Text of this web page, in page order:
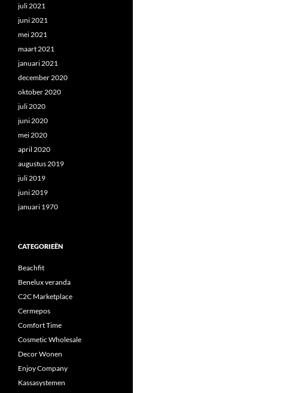
juli 2021
juni 2021
mei 2021
maart 2021
januari 2021
december 2020
oktober 2020
juli 2020
juni 2020
mei 2020
april 2020
augustus 2019
juli 2019
juni 2019
januari 1970
CATEGORIEËN
Beachfit
Benelux veranda
C2C Marketplace
Cermepos
Comfort Time
Cosmetic Wholesale
Decor Wonen
Enjoy Company
Kassasystemen